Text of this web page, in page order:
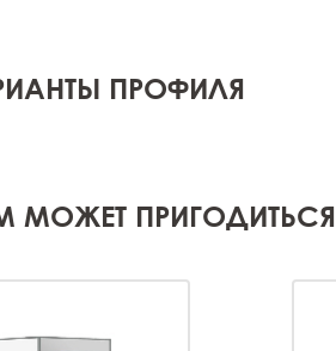
ПРОФИЛЯ
МОЖЕТ ПРИГОДИТЬСЯ